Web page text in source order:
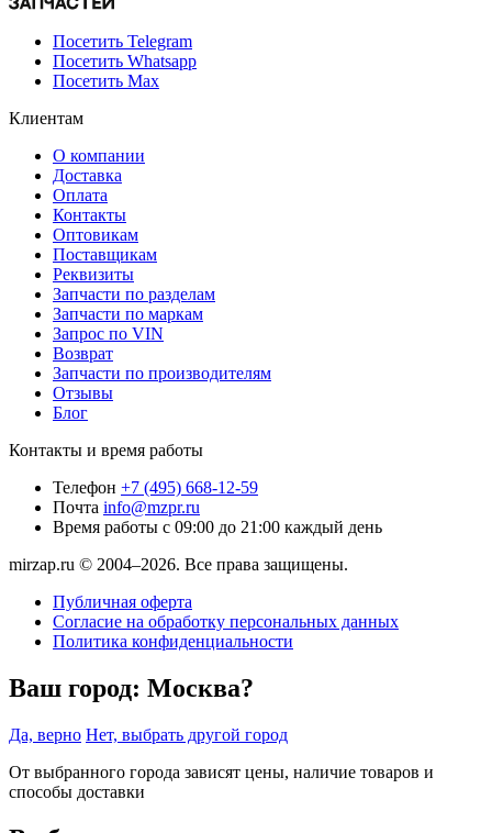
Посетить Telegram
Посетить Whatsapp
Посетить Max
Клиентам
О компании
Доставка
Оплата
Контакты
Оптовикам
Поставщикам
Реквизиты
Запчасти по разделам
Запчасти по маркам
Запрос по VIN
Возврат
Запчасти по производителям
Отзывы
Блог
Контакты и время работы
Телефон +7 (495) 668-12-59
Почта info@mzpr.ru
Время работы с 09:00 до 21:00 каждый день
mirzap.ru © 2004–2026. Все права защищены.
Публичная оферта
Согласие на обработку персональных данных
Политика конфиденциальности
Ваш город: Москва?
Да, верно Нет, выбрать другой город
От выбранного города зависят цены, наличие товаров и
способы доставки